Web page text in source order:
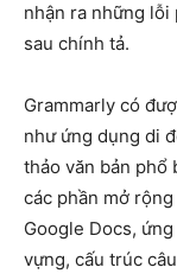
nhận ra những lỗi
sau chính tả.
Grammarly có
như ứng dụng di
thảo văn bản phổ
các phần mở
Google Docs,
vựng, cấu trúc